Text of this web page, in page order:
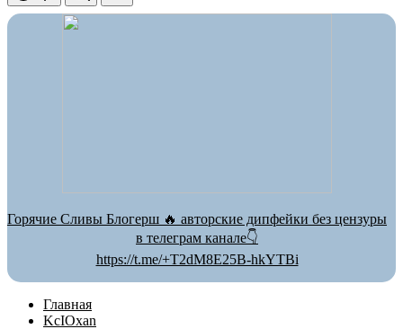
Горячие Сливы Блогерш 🔥 авторские дипфейки без цензуры
в телеграм канале👇
https://t.me/+T2dM8E25B-hkYTBi
Главная
KcIOxan